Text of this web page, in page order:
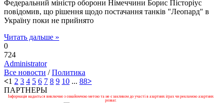
Федеральний міністр оборони Німеччини Борис Пісторіус
повідомив, що рішення щодо постачання танків "Леопард" в
Україну поки не прийнято
Читать дальше »
0
724
Administrator
Все новости /Политика
<1 2 3 4 5 6 7 8 9 10 ... 88>
ПАРТНЕРЫ
Інформація надається виключно з ознайомчою метою та не є закликом до участі в азартних іграх чи рекламою азартних
розваг.